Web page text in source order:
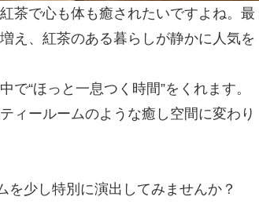
茶で心も体も癒されたいですよね。最
え、紅茶のある暮らしが静かに人気を
で“ほっと一息つく時間”をくれます。
ィールームのような癒し空間に変わり
少し特別に演出してみませんか？